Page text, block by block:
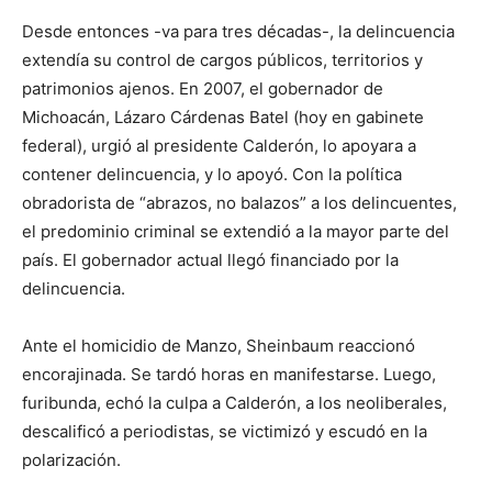
Desde entonces -va para tres décadas-, la delincuencia
extendía su control de cargos públicos, territorios y
patrimonios ajenos. En 2007, el gobernador de
Michoacán, Lázaro Cárdenas Batel (hoy en gabinete
federal), urgió al presidente Calderón, lo apoyara a
contener delincuencia, y lo apoyó. Con la política
obradorista de “abrazos, no balazos” a los delincuentes,
el predominio criminal se extendió a la mayor parte del
país. El gobernador actual llegó financiado por la
delincuencia.
Ante el homicidio de Manzo, Sheinbaum reaccionó
encorajinada. Se tardó horas en manifestarse. Luego,
furibunda, echó la culpa a Calderón, a los neoliberales,
descalificó a periodistas, se victimizó y escudó en la
polarización.